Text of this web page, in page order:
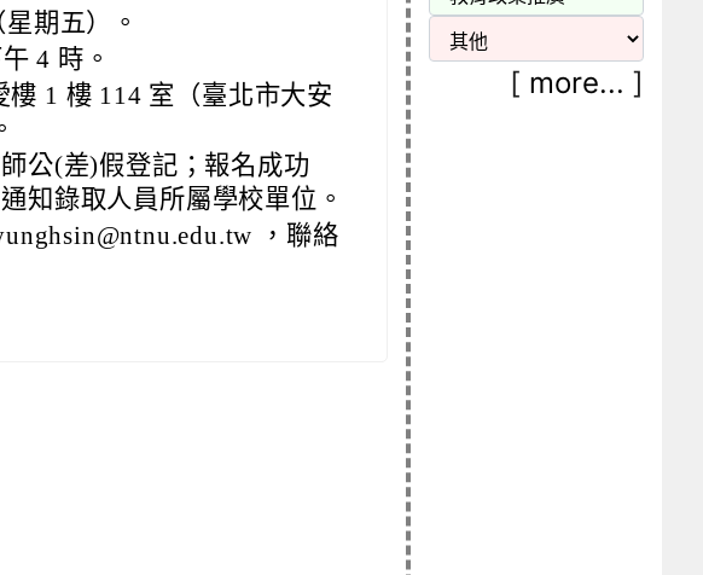
期五）。
4 時。
1 樓 114 室（臺北市大安
公(差)假登記；報名成功
知錄取人員所屬學校單位。
，聯絡
[ more... ]